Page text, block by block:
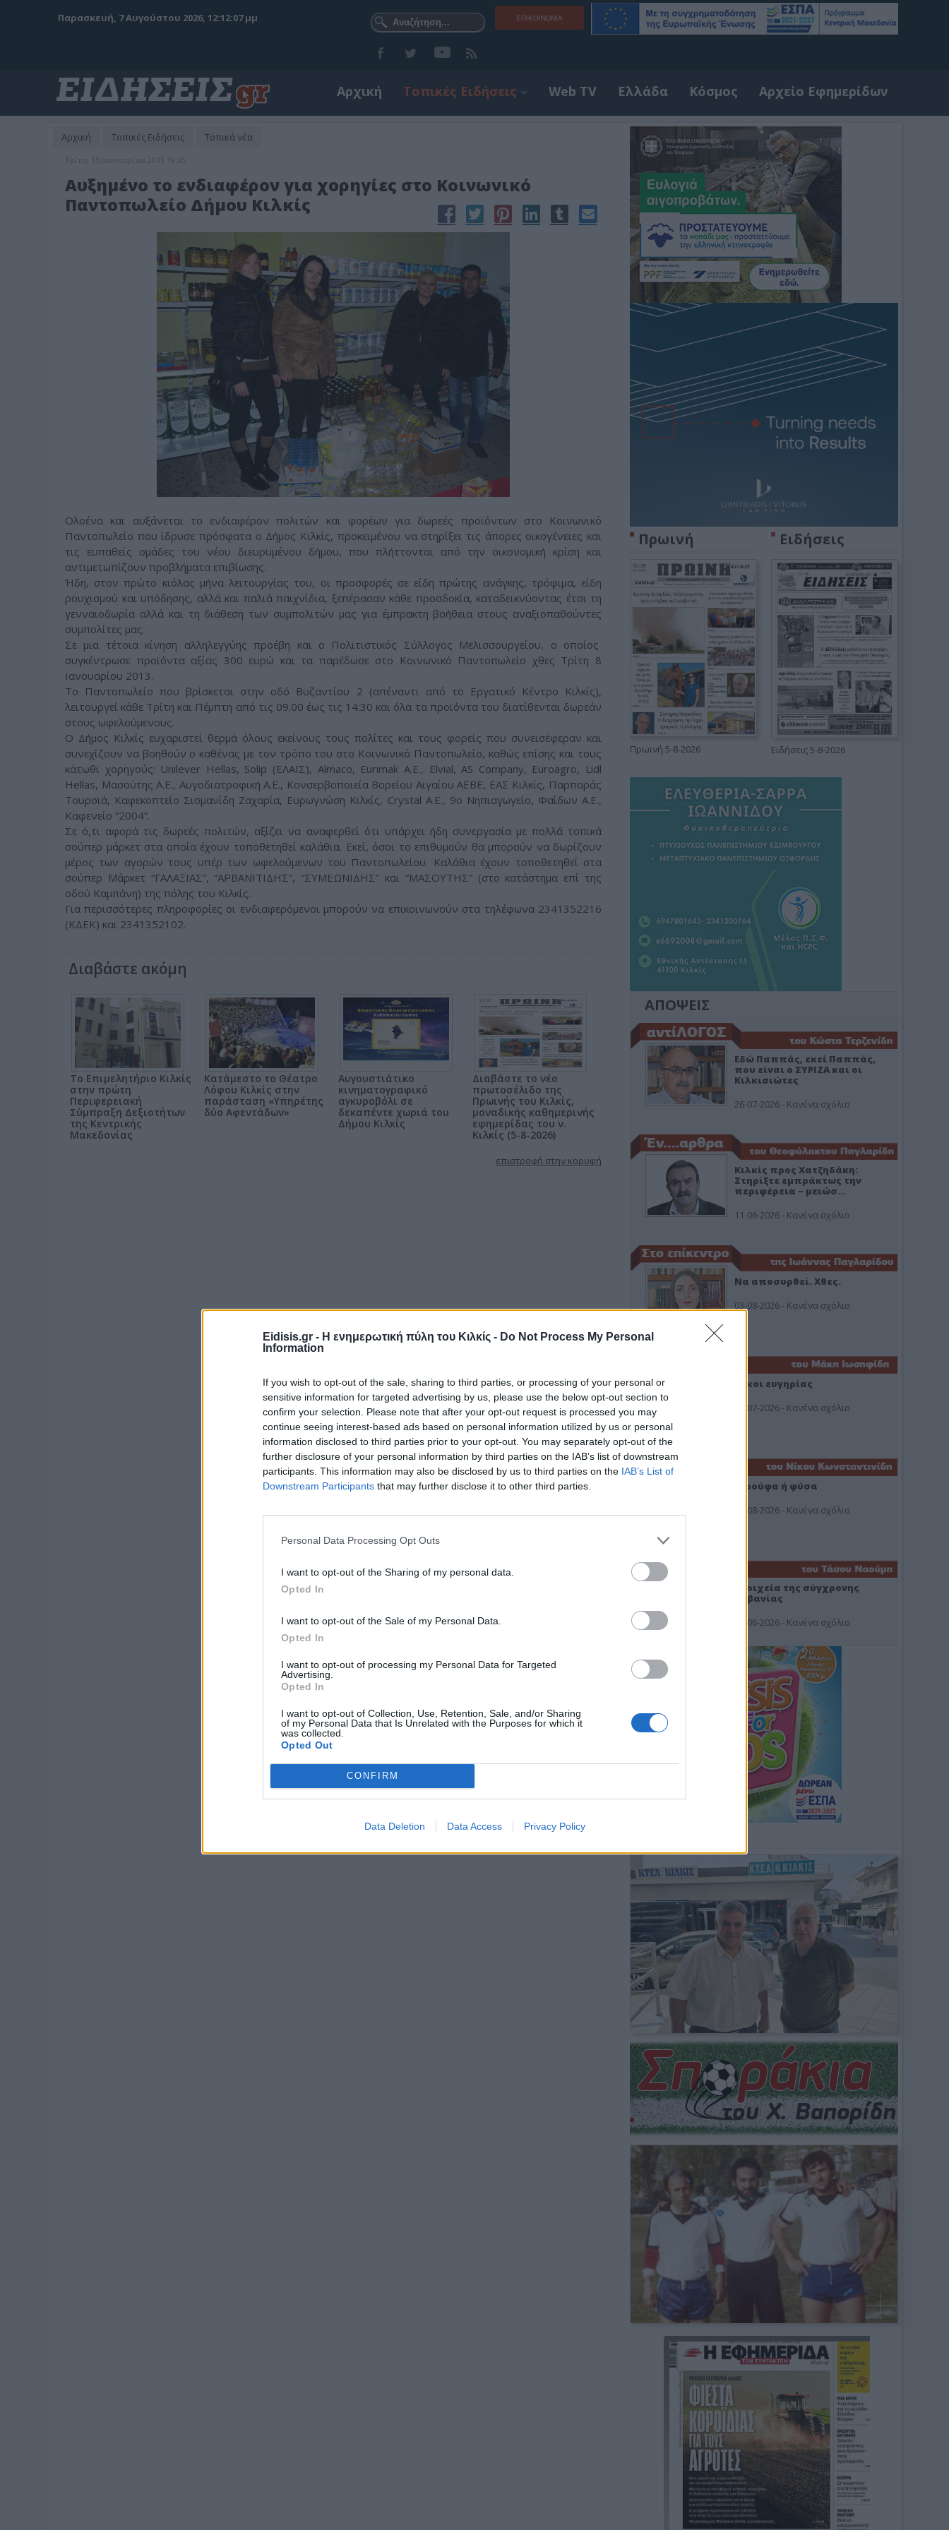
Eidisis.gr - Η ενημερωτική πύλη του Κιλκίς - Do Not Process My Personal
Information
If you wish to opt-out of the sale, sharing to third parties, or processing of your personal or
sensitive information for targeted advertising by us, please use the below opt-out section to
confirm your selection. Please note that after your opt-out request is processed you may
continue seeing interest-based ads based on personal information utilized by us or personal
information disclosed to third parties prior to your opt-out. You may separately opt-out of the
further disclosure of your personal information by third parties on the IAB’s list of downstream
participants. This information may also be disclosed by us to third parties on the IAB’s List of
Downstream Participants that may further disclose it to other third parties.
Personal Data Processing Opt Outs
I want to opt-out of the Sharing of my personal data.
Opted In
I want to opt-out of the Sale of my Personal Data.
Opted In
I want to opt-out of processing my Personal Data for Targeted
Advertising.
Opted In
I want to opt-out of Collection, Use, Retention, Sale, and/or Sharing
of my Personal Data that Is Unrelated with the Purposes for which it
was collected.
Opted Out
CONFIRM
Data Deletion Data Access Privacy Policy
ΕΠΙΚΟΙΝΩΝΊΑ
Παρασκευή, 7 Αυγούστου 2026, 12:12:09 μμ
Αρχική Τοπικές Ειδήσεις Web TV Ελλάδα Κόσμος Αρχείο Εφημερίδων
Αρχική Τοπικές Ειδήσεις Τοπικά νέα
Τρίτη, 15 Ιανουαρίου 2013 19:35
Αυξημένο το ενδιαφέρον για χορηγίες στο Κοινωνικό
Παντοπωλείο Δήμου Κιλκίς
Ολοένα και αυξάνεται το ενδιαφέρον πολιτών και φορέων για δωρεές προϊόντων στο Κοινωνικό
Παντοπωλείο που ίδρυσε πρόσφατα ο Δήμος Κιλκίς, προκειμένου να στηρίξει τις άπορες οικογένειες και
τις ευπαθείς ομάδες του νέου διευρυμένου δήμου, που πλήττονται από την οικονομική κρίση και
αντιμετωπίζουν προβλήματα επιβίωσης.
Ήδη, στον πρώτο κιόλας μήνα λειτουργίας του, οι προσφορές σε είδη πρώτης ανάγκης, τρόφιμα, είδη
ρουχισμού και υπόδησης, αλλά και παλιά παιχνίδια, ξεπέρασαν κάθε προσδοκία, καταδεικνύοντας έτσι τη
γενναιοδωρία αλλά και τη διάθεση των συμπολιτών μας για έμπρακτη βοήθεια στους αναξιοπαθούντες
συμπολίτες μας.
Σε μια τέτοια κίνηση αλληλεγγύης προέβη και ο Πολιτιστικός Σύλλογος Μελισσουργείου, ο οποίος
συγκέντρωσε προϊόντα αξίας 300 ευρώ και τα παρέδωσε στο Κοινωνικό Παντοπωλείο χθες Τρίτη 8
Ιανουαρίου 2013.
Το Παντοπωλείο που βρίσκεται στην οδό Βυζαντίου 2 (απέναντι από το Εργατικό Κέντρο Κιλκίς),
λειτουργεί κάθε Τρίτη και Πέμπτη από τις 09.00 έως τις 14:30 και όλα τα προϊόντα του διατίθενται δωρεάν
στους ωφελούμενους.
Ο Δήμος Κιλκίς ευχαριστεί θερμά όλους εκείνους τους πολίτες και τους φορείς που συνεισέφεραν και
συνεχίζουν να βοηθούν ο καθένας με τον τρόπο του στο Κοινωνικό Παντοπωλείο, καθώς επίσης και τους
κάτωθι χορηγούς: Unilever Hellas, Solip (ΕΛΑΪΣ), Almaco, Eurimak Α.Ε., Elvial, AS Company, Euroagro, Lidl
Hellas, Μασούτης Α.Ε., Αυγοδιατροφική Α.Ε., Κονσερβοποιεία Βορείου Αιγαίου ΑΕΒΕ, ΕΑΣ Κιλκίς, Παρπαράς
Τουρσιά, Καφεκοπτείο Σισμανίδη Ζαχαρία, Ευρωγνώση Κιλκίς, Crystal Α.Ε., 9ο Νηπιαγωγείο, Φαίδων Α.Ε.,
Καφενείο “2004”.
Σε ό,τι αφορά τις δωρεές πολιτών, αξίζει να αναφερθεί ότι υπάρχει ήδη συνεργασία με πολλά τοπικά
σούπερ μάρκετ στα οποία έχουν τοποθετηθεί καλάθια. Εκεί, όσοι το επιθυμούν θα μπορούν να δωρίζουν
μέρος των αγορών τους υπέρ των ωφελούμενων του Παντοπωλείου. Καλάθια έχουν τοποθετηθεί στα
σούπερ Μάρκετ “ΓΑΛΑΞΙΑΣ”, “ΑΡΒΑΝΙΤΙΔΗΣ”, “ΣΥΜΕΩΝΙΔΗΣ” και “ΜΑΣΟΥΤΗΣ” (στο κατάστημα επί της
οδού Καμπάνη) της πόλης του Κιλκίς.
Για περισσότερες πληροφορίες οι ενδιαφερόμενοι μπορούν να επικοινωνούν στα τηλέφωνα 2341352216
(ΚΔΕΚ) και 2341352102.
Διαβάστε ακόμη
Το Επιμελητήριο Κιλκίς
στην πρώτη
Περιφερειακή
Σύμπραξη Δεξιοτήτων
της Κεντρικής
Μακεδονίας
Κατάμεστο το Θέατρο
Λόφου Κιλκίς στην
παράσταση «Υπηρέτης
δύο Αφεντάδων»
Αυγουστιάτικο
κινηματογραφικό
αγκυροβόλι σε
δεκαπέντε χωριά του
Δήμου Κιλκίς
Διαβάστε το νέο
πρωτοσέλιδο της
Πρωινής του Κιλκίς,
μοναδικής καθημερινής
εφημερίδας του ν.
Κιλκίς (5-8-2026)
επιστροφή στην κορυφή
Πρωινή
Πρωινή 5-8-2026
Ειδήσεις
Ειδήσεις 5-8-2026
ΑΠΟΨΕΙΣ
Εδώ Παππάς, εκεί Παππάς,
που είναι ο ΣΥΡΙΖΑ και οι
Κιλκισιώτες
26-07-2026 - Κανένα σχόλιο
Κιλκίς προς Χατζηδάκη:
Στηρίξτε εμπράκτως την
περιφέρεια – μειώσ…
11-06-2026 - Κανένα σχόλιο
Να αποσυρθεί. Χθες.
03-08-2026 - Κανένα σχόλιο
Οίκοι ευγηρίας
24-07-2026 - Κανένα σχόλιο
Ή ρούφα ή φύσα
03-08-2026 - Κανένα σχόλιο
Στοιχεία της σύγχρονης
Αλβανίας
19-06-2026 - Κανένα σχόλιο